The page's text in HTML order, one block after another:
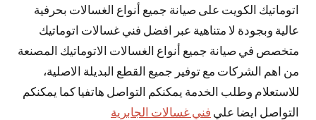
اتوماتيك الكويت على صيانة جميع أنواع الغسالات بحرفية
عالية وبجودة لا متناهية عبر افضل فني غسالات اتوماتيك
متخصص في صيانة جميع أنواع الغسالات الاتوماتيك المصنعة
من اهم الشركات مع توفير جميع القطع البديلة الاصلية،
للاستعلام وطلب الخدمة يمكنكم التواصل هاتفيا كما يمكنكم
التواصل ايضا علي فني غسالات الجابرية